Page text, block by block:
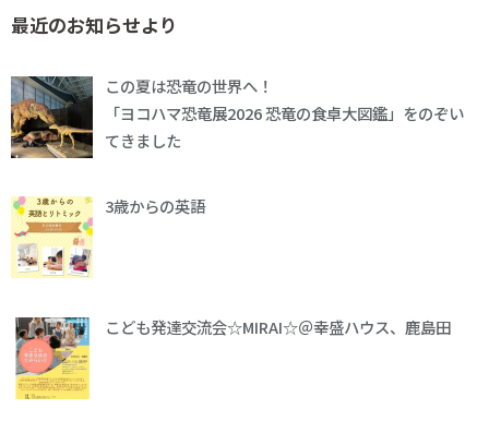
最近のお知らせより
この夏は恐竜の世界へ！
「ヨコハマ恐竜展2026 恐竜の食卓大図鑑」をのぞい
てきました
3歳からの英語
こども発達交流会☆MIRAI☆＠幸盛ハウス、鹿島田